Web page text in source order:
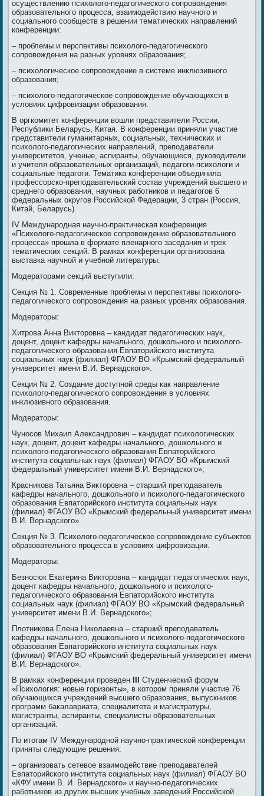
осуществлению психолого-педагогического сопровождения
образовательного процесса, взаимодействию научного и
социального сообществ в решении тематических направлений
конференции:
– проблемы и перспективы психолого-педагогического
сопровождения на разных уровнях образования;
– психологическое сопровождение в системе инклюзивного
образования;
– психолого-педагогическое сопровождение обучающихся в
условиях цифровизации образования.
В оргкомитет конференции вошли представители России,
Республики Беларусь, Китая. В конференции приняли участие
представители гуманитарных, социальных, технических и
психолого-педагогических направлений, преподаватели
университетов, ученые, аспиранты, обучающиеся, руководители
и учителя образовательных организаций, педагоги-психологи и
социальные педагоги. Тематика конференции объединила
профессорско-преподавательский состав учреждений высшего и
среднего образования, научных работников и педагогов 6
федеральных округов Российской Федерации, 3 стран (Россия,
Китай, Беларусь).
IV Международная научно-практическая конференция
«Психолого-педагогическое сопровождение образовательного
процесса» прошла в формате пленарного заседания и трех
тематических секций. В рамках конференции организована
выставка научной и учебной литературы.
Модераторами секций выступили:
Секция № 1. Современные проблемы и перспективы психолого-
педагогического сопровождения на разных уровнях образования.
Модераторы:
Хитрова Анна Викторовна – кандидат педагогических наук,
доцент, доцент кафедры начального, дошкольного и психолого-
педагогического образования Евпаторийского института
социальных наук (филиал) ФГАОУ ВО «Крымский федеральный
университет имени В.И. Вернадского».
Секция № 2. Создание доступной среды как направление
психолого-педагогического сопровождения в условиях
инклюзивного образования.
Модераторы:
Чуносов Михаил Александрович – кандидат психологических
наук, доцент, доцент кафедры начального, дошкольного и
психолого-педагогического образования Евпаторийского
института социальных наук (филиал) ФГАОУ ВО «Крымский
федеральный университет имени В.И. Вернадского»;
Красникова Татьяна Викторовна – старший преподаватель
кафедры начального, дошкольного и психолого-педагогического
образования Евпаторийского института социальных наук
(филиал) ФГАОУ ВО «Крымский федеральный университет имени
В.И. Вернадского».
Секция № 3. Психолого-педагогическое сопровождение субъектов
образовательного процесса в условиях цифровизации.
Модераторы:
Безносюк Екатерина Викторовна – кандидат педагогических наук,
доцент кафедры начального, дошкольного и психолого-
педагогического образования Евпаторийского института
социальных наук (филиал) ФГАОУ ВО «Крымский федеральный
университет имени В.И. Вернадского»;
Плотникова Елена Николаевна – старший преподаватель
кафедры начального, дошкольного и психолого-педагогического
образования Евпаторийского института социальных наук
(филиал) ФГАОУ ВО «Крымский федеральный университет имени
В.И. Вернадского».
В рамках конференции проведен
Студенческий форум
«Психология: новые горизонты», в котором приняли участие 76
обучающихся учреждений высшего образования, выпускников
программ бакалавриата, специалитета и магистратуры,
магистранты, аспиранты, специалисты образовательных
организаций.
По итогам IV Международной научно-практической конференции
приняты следующие решения:
– организовать сетевое взаимодействие преподавателей
Евпаторийского института социальных наук (филиал) ФГАОУ ВО
«КФУ имени В. И. Вернадского» и научно-педагогических
работников из других высших учебных заведений Российской